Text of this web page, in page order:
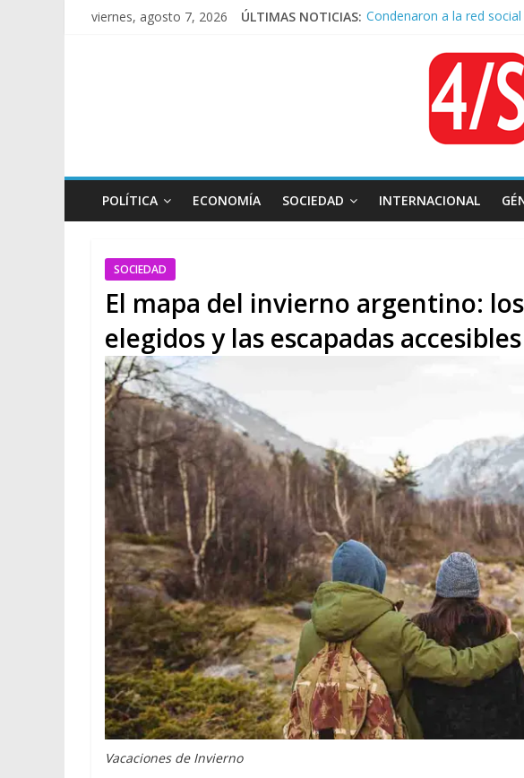
viernes, agosto 7, 2026 ÚLTIMAS NOTICIAS: Condenaron a la red
Pesar por la muerte de
Tras la aprobación de la
Kicillof asistió a San
POLÍTICA ECONOMÍA SOCIEDAD INTERNACIONAL
SOCIEDAD
El mapa del invierno argentino:
elegidos y las escapadas accesibles
Vacaciones de Invierno